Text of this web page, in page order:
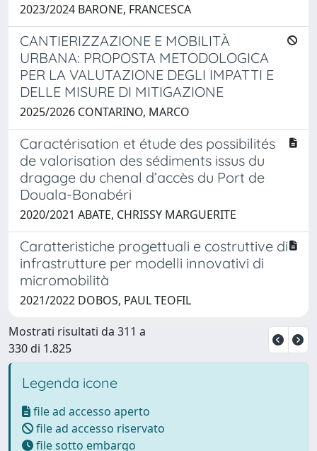
2023/2024 BARONE, FRANCESCA
CANTIERIZZAZIONE E MOBILITÀ
URBANA: PROPOSTA METODOLOGICA
PER LA VALUTAZIONE DEGLI IMPATTI E
DELLE MISURE DI MITIGAZIONE
2025/2026 CONTARINO, MARCO
Caractérisation et étude des possibilités
de valorisation des sédiments issus du
dragage du chenal d’accès du Port de
Douala-Bonabéri
2020/2021 ABATE, CHRISSY MARGUERITE
Caratteristiche progettuali e costruttive di
infrastrutture per modelli innovativi di
micromobilità
2021/2022 DOBOS, PAUL TEOFIL
Mostrati risultati da 311 a
330 di 1.825
Legenda icone
file ad accesso aperto
file ad accesso riservato
file sotto embargo